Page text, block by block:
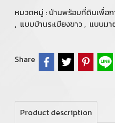
หมวดหมู่ : บ้านพร้อมที่ดินเพื่อก
, แบบบ้านระเบียงขาว , แบบมา
Share
Product description